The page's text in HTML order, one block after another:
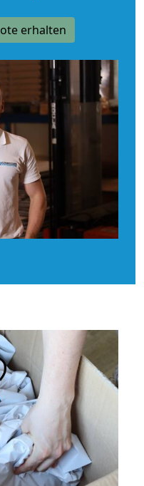
erhalten